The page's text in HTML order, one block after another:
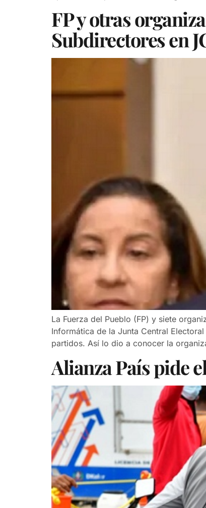
FP y otras
Subdirectores en
La Fuerza del Pueblo (FP) y siete
Informática de la Junta Central
partidos. Así lo dio a conocer la
Alianza País pide